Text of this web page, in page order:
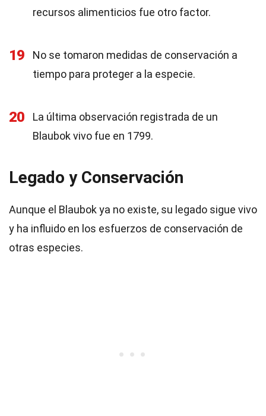
recursos alimenticios fue otro factor.
19
No se tomaron medidas de conservación a
tiempo para proteger a la especie.
20
La última observación registrada de un
Blaubok vivo fue en 1799.
Legado y Conservación
Aunque el Blaubok ya no existe, su legado sigue vivo
y ha influido en los esfuerzos de conservación de
otras especies.